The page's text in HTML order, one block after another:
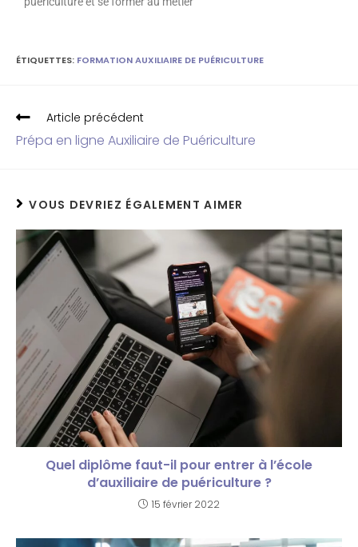
ÉTIQUETTES: FORMATION AUXILIAIRE DE PUÉRICULTURE
Article précédent
Prépa en ligne Auxiliaire de Puériculture
VOUS DEVRIEZ ÉGALEMENT AIMER
Quel diplôme faut-il pour entrer à l’école
d’auxiliaire de puériculture ?
15 février 2022